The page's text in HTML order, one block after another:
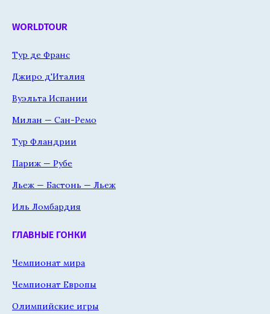
WORLDTOUR
Тур де Франс
Джиро д'Италия
Вуэльта Испании
Милан — Сан-Ремо
Тур Фландрии
Париж — Рубе
Льеж — Бастонь — Льеж
Иль Ломбардия
ГЛАВНЫЕ ГОНКИ
Чемпионат мира
Чемпионат Европы
Олимпийские игры